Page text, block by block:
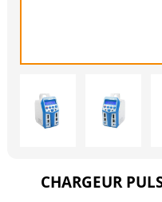
CHARGEUR